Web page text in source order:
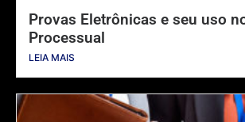
Provas Eletrônicas e seu uso
Processual
LEIA MAIS